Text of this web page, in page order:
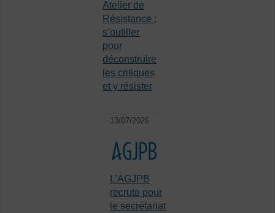
Atelier de
Résistance :
s’outiller
pour
déconstruire
les critiques
et y résister
13/07/2026
L’AGJPB
recrute pour
le secrétariat